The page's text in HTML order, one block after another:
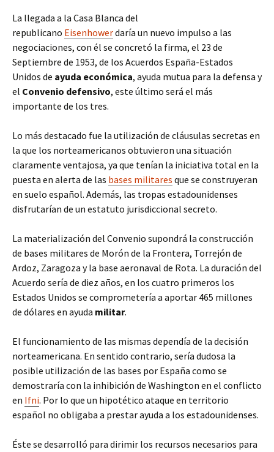
La llegada a la Casa Blanca del
republicano Eisenhowerdaría un nuevo impulso a las
negociaciones, con él se concretó la firma, el 23 de
Septiembre de 1953, de los Acuerdos España-Estados
Unidos de ayuda económica, ayuda mutua para la defensa y
el Convenio defensivo, este último será el más
importante de los tres.
Lo más destacado fue la utilización de cláusulas secretas en
la que los norteamericanos obtuvieron una situación
claramente ventajosa, ya que tenían la iniciativa total en la
puesta en alerta de las bases militares que se construyeran
en suelo español. Además, las tropas estadounidenses
disfrutarían de un estatuto jurisdiccional secreto.
La materialización del Convenio supondrá la construcción
de bases militares de Morón de la Frontera, Torrejón de
Ardoz, Zaragoza y la base aeronaval de Rota. La duración del
Acuerdo sería de diez años, en los cuatro primeros los
Estados Unidos se comprometería a aportar 465 millones
de dólares en ayuda militar.
El funcionamiento de las mismas dependía de la decisión
norteamericana. En sentido contrario, sería dudosa la
posible utilización de las bases por España como se
demostraría con la inhibición de Washington en el conflicto
en Ifni. Por lo que un hipotético ataque en territorio
español no obligaba a prestar ayuda a los estadounidenses.
Éste se desarrolló para dirimir los recursos necesarios para